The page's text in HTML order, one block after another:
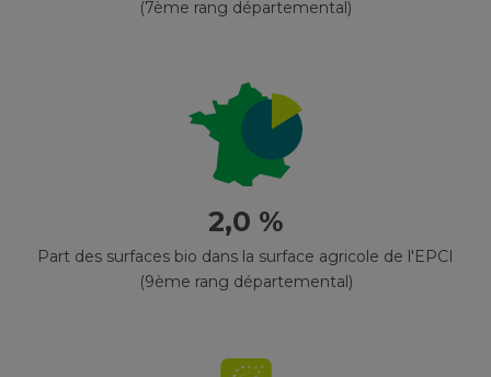
(7ème rang départemental)
2,0 %
Part des surfaces bio dans la surface agricole de l'EPCI
(9ème rang départemental)